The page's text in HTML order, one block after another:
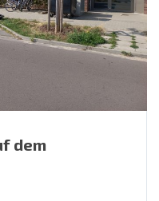
dem